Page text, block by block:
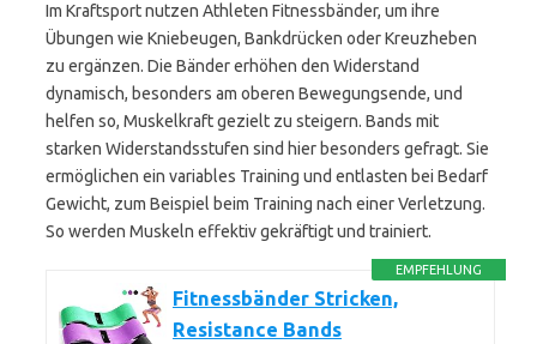
Im Kraftsport nutzen Athleten Fitnessbänder, um ihre
Übungen wie Kniebeugen, Bankdrücken oder Kreuzheben
zu ergänzen. Die Bänder erhöhen den Widerstand
dynamisch, besonders am oberen Bewegungsende, und
helfen so, Muskelkraft gezielt zu steigern. Bands mit
starken Widerstandsstufen sind hier besonders gefragt. Sie
ermöglichen ein variables Training und entlasten bei Bedarf
Gewicht, zum Beispiel beim Training nach einer Verletzung.
So werden Muskeln effektiv gekräftigt und trainiert.
EMPFEHLUNG
Fitnessbänder Stricken,
Resistance Bands